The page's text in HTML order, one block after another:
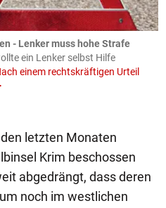
- Lenker muss hohe Strafe
ein Lenker selbst Hilfe
einem rechtskräftigen Urteil
letzten Monaten
Krim beschossen
abgedrängt, dass deren
noch im westlichen